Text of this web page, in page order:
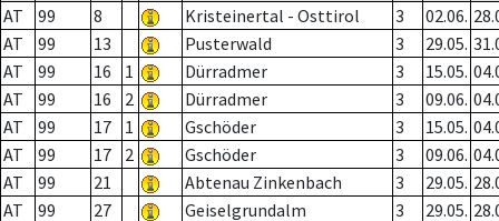
AT 99 8 Kristeinertal - Osttirol 3 02.06.
AT
99 13 Pusterwald 3 29.05.
AT
99 16 1 Dürradmer 3 15.05.
AT
99 16 2 Dürradmer 3 09.06.
AT
99 17 1 Gschöder 3 15.05.
AT
99 17 2 Gschöder 3 09.06.
AT
99 21 Abtenau Zinkenbach 3 29.05.
AT
99 27 Geiselgrundalm 3 29.05.